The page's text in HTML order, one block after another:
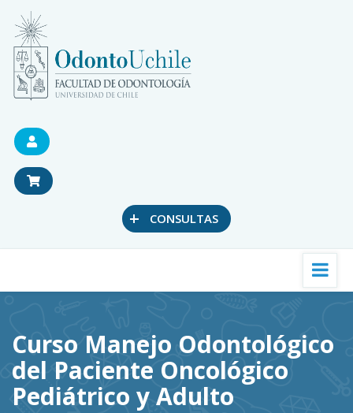
+ CONSULTAS
Curso Manejo Odontológico
del Paciente Oncológico
Pediátrico y Adulto